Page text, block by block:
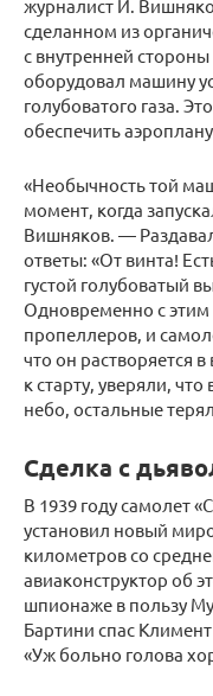
журналист И.
сделанном из
с внутренней
оборудовал машину
голубоватого газа.
обеспечить
«Необычность той
момент, когда
Вишняков. —
ответы: «От винта!
густой голубоватый
Одновременно с
пропеллеров, и
что он растворяется
к старту, уверяли,
небо, остальные
Сделка с
В 1939 году самолет
установил новый
километров со
авиаконструктор об
шпионаже в пользу
Бартини спас
«Уж больно голова